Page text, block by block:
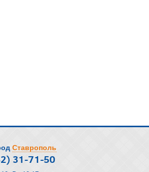
Ставрополь
31-71-50